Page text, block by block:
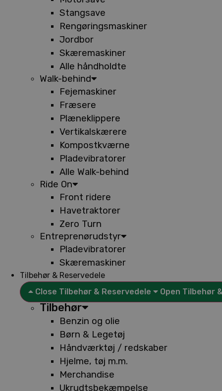
Stangsave
Rengøringsmaskiner
Jordbor
Skæremaskiner
Alle håndholdte
Walk-behind
Fejemaskiner
Fræsere
Plæneklippere
Vertikalskærere
Kompostkværne
Pladevibratorer
Alle Walk-behind
Ride On
Front ridere
Havetraktorer
Zero Turn
Entreprenørudstyr
Pladevibratorer
Skæremaskiner
Tilbehør & Reservedele
Close Tilbehør & Reservedele
Open Tilbehør
Tilbehør
Benzin og olie
Børn & Legetøj
Håndværktøj / redskaber
Hjelme, tøj m.m.
Merchandise
Ukrudtsbekæmpelse